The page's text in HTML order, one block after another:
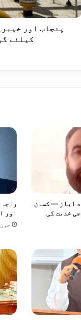
مزید مضبوط بنانے
پر پابندی
توسیع
دہشتگردی
پنجاب اور
کیلئے
ایاز — کسان
خدمت کی
راجہ
اور
جون 26, 2026